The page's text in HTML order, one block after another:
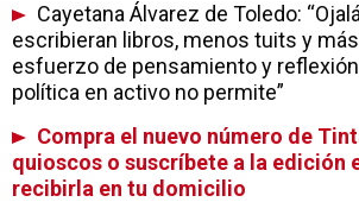
Cayetana Álvarez de Toledo:
escribieran libros, menos tuits y
esfuerzo de pensamiento y
política en activo no permite”
Compra el nuevo número de
quioscos o suscríbete a la edición
recibirla en tu domicilio